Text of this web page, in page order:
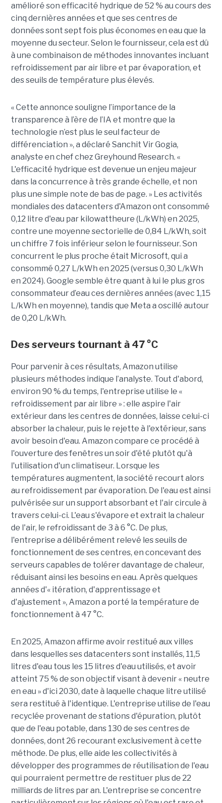
amélioré son efficacité hydrique de 52 % au cours des
cinq dernières années et que ses centres de
données sont sept fois plus économes en eau que la
moyenne du secteur. Selon le fournisseur, cela est dû
à une combinaison de méthodes innovantes incluant
refroidissement par air libre et par évaporation, et
des seuils de température plus élevés.
« Cette annonce souligne l’importance de la
transparence à l’ère de l’IA et montre que la
technologie n’est plus le seul facteur de
différenciation », a déclaré Sanchit Vir Gogia,
analyste en chef chez Greyhound Research. «
L'efficacité hydrique est devenue un enjeu majeur
dans la concurrence à très grande échelle, et non
plus une simple note de bas de page. » Les activités
mondiales des datacenters d'Amazon ont consommé
0,12 litre d'eau par kilowattheure (L/kWh) en 2025,
contre une moyenne sectorielle de 0,84 L/kWh, soit
un chiffre 7 fois inférieur selon le fournisseur. Son
concurrent le plus proche était Microsoft, qui a
consommé 0,27 L/kWh en 2025 (versus 0,30 L/kWh
en 2024). Google semble être quant à lui le plus gros
consommateur d’eau ces dernières années (avec 1,15
L/kWh en moyenne), tandis que Meta a oscillé autour
de 0,20 L/kWh.
Des serveurs tournant à 47 °C
Pour parvenir à ces résultats, Amazon utilise
plusieurs méthodes indique l’analyste. Tout d'abord,
environ 90 % du temps, l'entreprise utilise le «
refroidissement par air libre » : elle aspire l'air
extérieur dans les centres de données, laisse celui-ci
absorber la chaleur, puis le rejette à l'extérieur, sans
avoir besoin d'eau. Amazon compare ce procédé à
l'ouverture des fenêtres un soir d'été plutôt qu'à
l'utilisation d'un climatiseur. Lorsque les
températures augmentent, la société recourt alors
au refroidissement par évaporation. De l'eau est ainsi
pulvérisée sur un support absorbant et l'air circule à
travers celui-ci. L'eau s'évapore et extrait la chaleur
de l'air, le refroidissant de 3 à 6 °C. De plus,
l'entreprise a délibérément relevé les seuils de
fonctionnement de ses centres, en concevant des
serveurs capables de tolérer davantage de chaleur,
réduisant ainsi les besoins en eau. Après quelques
années d'« itération, d'apprentissage et
d'ajustement », Amazon a porté la température de
fonctionnement à 47 °C.
En 2025, Amazon affirme avoir restitué aux villes
dans lesquelles ses datacenters sont installés, 11,5
litres d'eau tous les 15 litres d'eau utilisés, et avoir
atteint 75 % de son objectif visant à devenir « neutre
en eau » d'ici 2030, date à laquelle chaque litre utilisé
sera restitué à l'identique. L'entreprise utilise de l'eau
recyclée provenant de stations d'épuration, plutôt
que de l'eau potable, dans 130 de ses centres de
données, dont 26 recourant exclusivement à cette
méthode. De plus, elle aide les collectivités à
développer des programmes de réutilisation de l'eau
qui pourraient permettre de restituer plus de 22
milliards de litres par an. L'entreprise se concentre